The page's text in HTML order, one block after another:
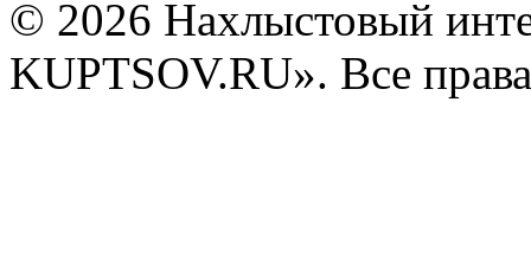
© 2026 Нахлыстовый
KUPTSOV.RU». Все